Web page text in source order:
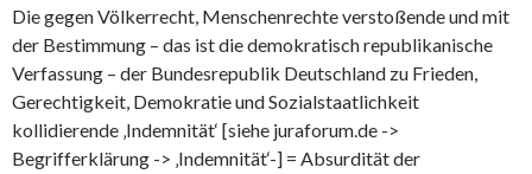
Die gegen Völkerrecht, Menschenrechte verstoßende und mit
der Bestimmung – das ist die demokratisch republikanische
Verfassung – der Bundesrepublik Deutschland zu Frieden,
Gerechtigkeit, Demokratie und Sozialstaatlichkeit
kollidierende ‚Indemnität‘ [siehe juraforum.de ->
Begrifferklärung -> ‚Indemnität‘-] = Absurdität der